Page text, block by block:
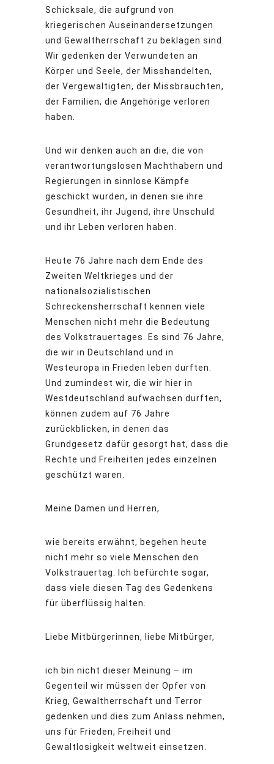
Schicksale, die aufgrund von
kriegerischen Auseinandersetzungen
und Gewaltherrschaft zu beklagen sind.
Wir gedenken der Verwundeten an
Körper und Seele, der Misshandelten,
der Vergewaltigten, der Missbrauchten,
der Familien, die Angehörige verloren
haben.
Und wir denken auch an die, die von
verantwortungslosen Machthabern und
Regierungen in sinnlose Kämpfe
geschickt wurden, in denen sie ihre
Gesundheit, ihr Jugend, ihre Unschuld
und ihr Leben verloren haben.
Heute 76 Jahre nach dem Ende des
Zweiten Weltkrieges und der
nationalsozialistischen
Schreckensherrschaft kennen viele
Menschen nicht mehr die Bedeutung
des Volkstrauertages. Es sind 76 Jahre,
die wir in Deutschland und in
Westeuropa in Frieden leben durften.
Und zumindest wir, die wir hier in
Westdeutschland aufwachsen durften,
können zudem auf 76 Jahre
zurückblicken, in denen das
Grundgesetz dafür gesorgt hat, dass die
Rechte und Freiheiten jedes einzelnen
geschützt waren.
Meine Damen und Herren,
wie bereits erwähnt, begehen heute
nicht mehr so viele Menschen den
Volkstrauertag. Ich befürchte sogar,
dass viele diesen Tag des Gedenkens
für überflüssig halten.
Liebe Mitbürgerinnen, liebe Mitbürger,
ich bin nicht dieser Meinung – im
Gegenteil wir müssen der Opfer von
Krieg, Gewaltherrschaft und Terror
gedenken und dies zum Anlass nehmen,
uns für Frieden, Freiheit und
Gewaltlosigkeit weltweit einsetzen.